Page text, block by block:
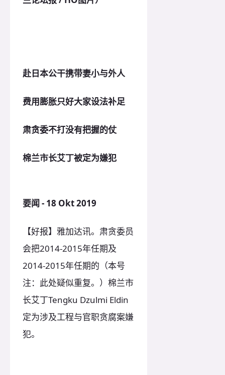
赴日本公干携带妻小与外人
费用膨胀只好大家设法补足
肃贪委不打没有把握的仗
棉兰市长艾丁被定为嫌犯
要闻 - 18 Okt 2019
【好报】雅加达讯。肃贪委员
会把2014-2015年任期及
2014-2015年任期的（本号
注：此处疑似重复。）棉兰市
长艾丁Tengku Dzulmi Eldin
定为涉及工程与官职贪腐案嫌
犯。